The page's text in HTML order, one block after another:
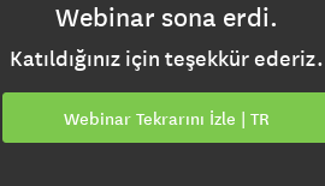
Webinar sona erdi.
Katıldığınız için teşekkür ederiz.
Webinar Tekrarını İzle | TR